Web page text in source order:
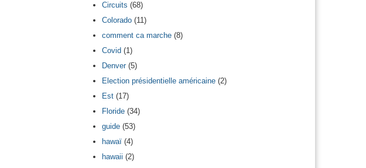
Circuits (68)
Colorado (11)
comment ca marche (8)
Covid (1)
Denver(5)
Election présidentielle américaine (2)
Est (17)
Floride (34)
guide (53)
hawaï (4)
hawaii (2)